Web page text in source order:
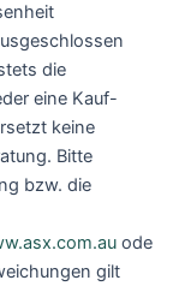
die
eine Kauf-
keine
Bitte
bzw. die
ode
gilt